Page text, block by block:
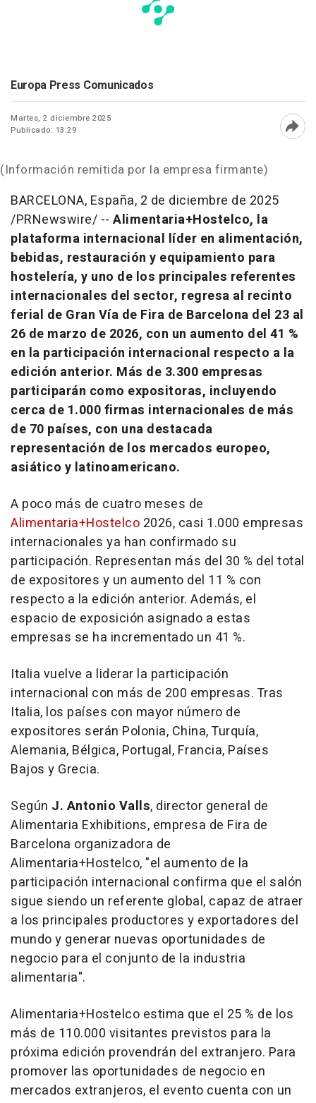
Europa Press Comunicados
Martes, 2 diciembre 2025
Publicado: 13:29
(Información remitida por la empresa firmante)
BARCELONA, España, 2 de diciembre de 2025
/PRNewswire/ -- Alimentaria+Hostelco, la
plataforma internacional líder en alimentación,
bebidas, restauración y equipamiento para
hostelería, y uno de los principales referentes
internacionales del sector, regresa al recinto
ferial de Gran Vía de Fira de Barcelona del 23 al
26 de marzo de 2026, con un aumento del 41 %
en la participación internacional respecto a la
edición anterior. Más de 3.300 empresas
participarán como expositoras, incluyendo
cerca de 1.000 firmas internacionales de más
de 70 países, con una destacada
representación de los mercados europeo,
asiático y latinoamericano.
A poco más de cuatro meses de
Alimentaria+Hostelco 2026, casi 1.000 empresas
internacionales ya han confirmado su
participación. Representan más del 30 % del total
de expositores y un aumento del 11 % con
respecto a la edición anterior. Además, el
espacio de exposición asignado a estas
empresas se ha incrementado un 41 %.
Italia vuelve a liderar la participación
internacional con más de 200 empresas. Tras
Italia, los países con mayor número de
expositores serán Polonia, China, Turquía,
Alemania, Bélgica, Portugal, Francia, Países
Bajos y Grecia.
Según J. Antonio Valls, director general de
Alimentaria Exhibitions, empresa de Fira de
Barcelona organizadora de
Alimentaria+Hostelco, "el aumento de la
participación internacional confirma que el salón
sigue siendo un referente global, capaz de atraer
a los principales productores y exportadores del
mundo y generar nuevas oportunidades de
negocio para el conjunto de la industria
alimentaria".
Alimentaria+Hostelco estima que el 25 % de los
más de 110.000 visitantes previstos para la
próxima edición provendrán del extranjero. Para
promover las oportunidades de negocio en
mercados extranjeros, el evento cuenta con un